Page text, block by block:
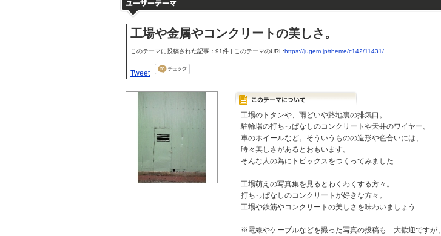
工場や金属やコンクリートの美しさ。
このテーマに投稿された記事：91件 | このテーマのURL:https://jugem.jp/theme/c142/11431/
Tweet
工場のトタンや、雨どいや路地裏の排気口。
駐輪場の打ちっぱなしのコンクリートや天井のワイヤー。
車のホイールなど。そういうものの造形や色合いには、
時々美しさがあるとおもいます。
そんな人の為にトピックスをつくってみました
工場萌えの写真集を見るとわくわくする方々。
打ちっぱなしのコンクリートが好きな方々。
工場や鉄筋やコンクリートの美しさを味わいましょう
※電線やケーブルなどを撮った写真の投稿も 大歓迎ですが、